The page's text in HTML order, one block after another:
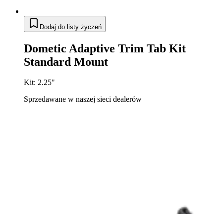
Dodaj do listy życzeń
Dometic Adaptive Trim Tab Kit
Standard Mount
Kit: 2.25"
Sprzedawane w naszej sieci dealerów